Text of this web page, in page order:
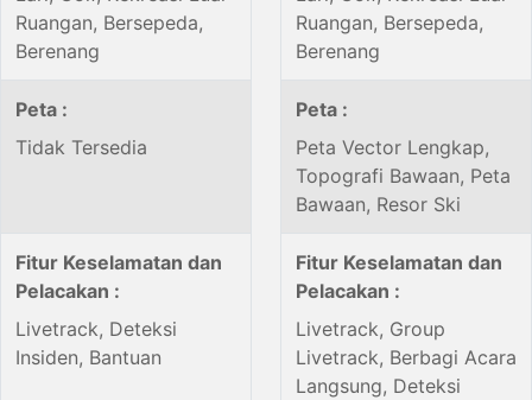
Ruangan, Bersepeda,
Berenang
Ruangan, Bersepeda,
Berenang
Peta :
Tidak Tersedia
Peta :
Peta Vector Lengkap,
Topografi Bawaan, Peta
Bawaan, Resor Ski
Fitur Keselamatan dan
Pelacakan :
Livetrack, Deteksi
Insiden, Bantuan
Fitur Keselamatan dan
Pelacakan :
Livetrack, Group
Livetrack, Berbagi Acara
Langsung, Deteksi